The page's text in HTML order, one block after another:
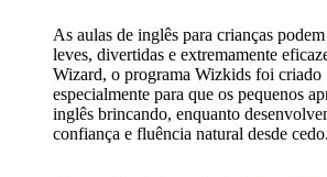
As aulas de inglês para crianças podem
leves, divertidas e extremamente
Wizard, o programa Wizkids foi criado
especialmente para que os pequenos
inglês brincando, enquanto
confiança e fluência natural desde cedo.